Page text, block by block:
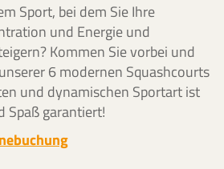
Sport, bei dem Sie Ihre
und Energie und
Kommen Sie vorbei und
6 modernen Squashcourts
und dynamischen Sportart ist
Spaß garantiert!